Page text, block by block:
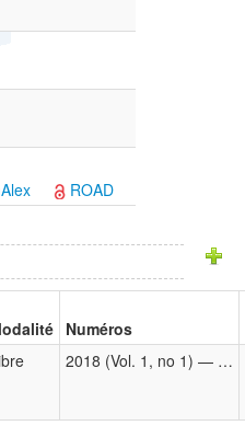
ROAD
Numéros
2018 (Vol. 1, no 1) — …